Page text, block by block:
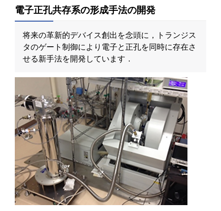
電子正孔共存系の形成手法の開発
将来の革新的デバイス創出を念頭に，トランジス
タのゲート制御により電子と正孔を同時に存在さ
せる新手法を開発しています．